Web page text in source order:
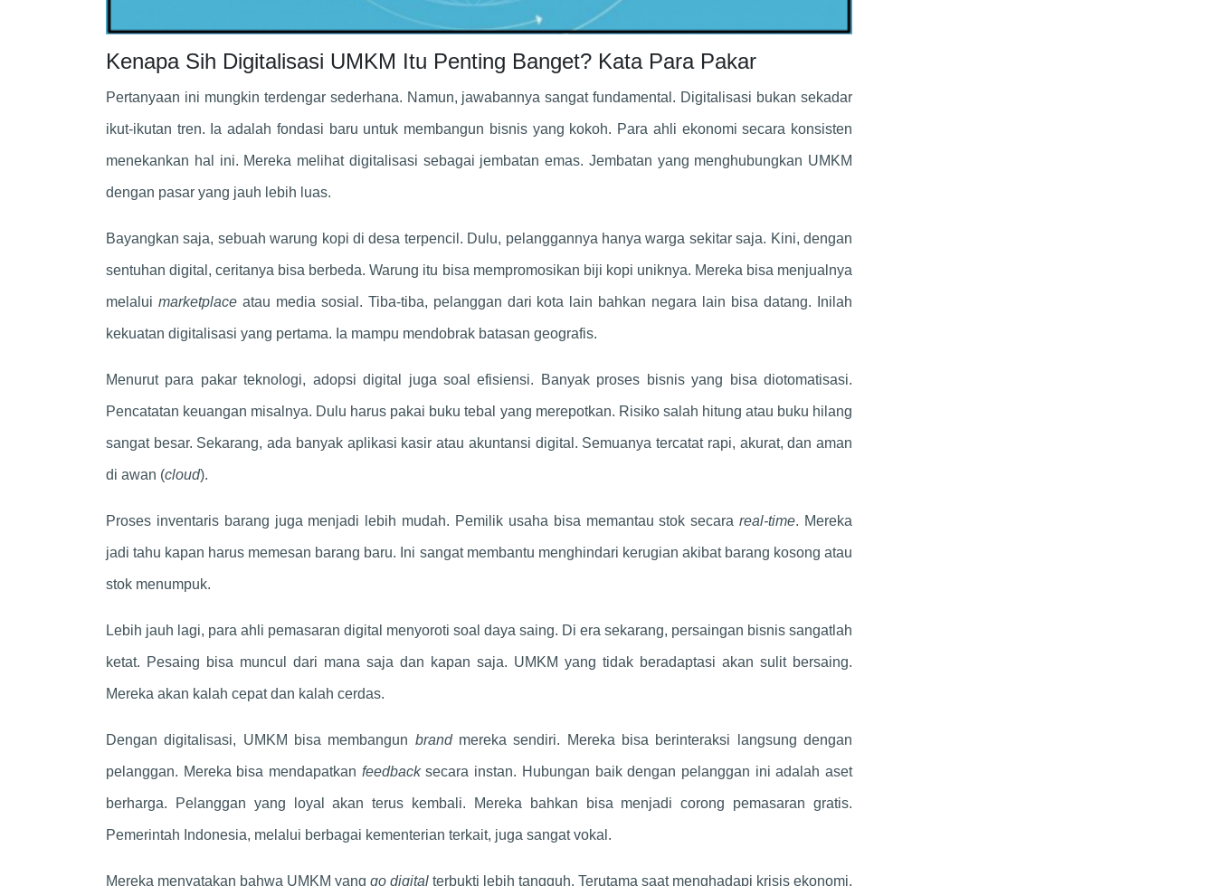
Kenapa Sih Digitalisasi UMKM Itu Penting Banget? Kata Para Pakar
Pertanyaan ini mungkin terdengar sederhana. Namun, jawabannya sangat fundamental. Digitalisasi bukan sekadar
ikut-ikutan tren. Ia adalah fondasi baru untuk membangun bisnis yang kokoh. Para ahli ekonomi secara konsisten
menekankan hal ini. Mereka melihat digitalisasi sebagai jembatan emas. Jembatan yang menghubungkan UMKM
dengan pasar yang jauh lebih luas.
Bayangkan saja, sebuah warung kopi di desa terpencil. Dulu, pelanggannya hanya warga sekitar saja. Kini, dengan
sentuhan digital, ceritanya bisa berbeda. Warung itu bisa mempromosikan biji kopi uniknya. Mereka bisa menjualnya
melalui marketplaceatau media sosial. Tiba-tiba, pelanggan dari kota lain bahkan negara lain bisa datang. Inilah
kekuatan digitalisasi yang pertama. Ia mampu mendobrak batasan geografis.
Menurut para pakar teknologi, adopsi digital juga soal efisiensi. Banyak proses bisnis yang bisa diotomatisasi.
Pencatatan keuangan misalnya. Dulu harus pakai buku tebal yang merepotkan. Risiko salah hitung atau buku hilang
sangat besar. Sekarang, ada banyak aplikasi kasir atau akuntansi digital. Semuanya tercatat rapi, akurat, dan aman
di awan (cloud).
Proses inventaris barang juga menjadi lebih mudah. Pemilik usaha bisa memantau stok secarareal-time. Mereka
jadi tahu kapan harus memesan barang baru. Ini sangat membantu menghindari kerugian akibat barang kosong atau
stok menumpuk.
Lebih jauh lagi, para ahli pemasaran digital menyoroti soal daya saing. Di era sekarang, persaingan bisnis sangatlah
ketat. Pesaing bisa muncul dari mana saja dan kapan saja. UMKM yang tidak beradaptasi akan sulit bersaing.
Mereka akan kalah cepat dan kalah cerdas.
Dengan digitalisasi, UMKM bisa membangun brandmereka sendiri. Mereka bisa berinteraksi langsung dengan
pelanggan. Mereka bisa mendapatkan feedbacksecara instan. Hubungan baik dengan pelanggan ini adalah aset
berharga. Pelanggan yang loyal akan terus kembali. Mereka bahkan bisa menjadi corong pemasaran gratis.
Pemerintah Indonesia, melalui berbagai kementerian terkait, juga sangat vokal.
Mereka menyatakan bahwa UMKM yang go digital terbukti lebih tangguh. Terutama saat menghadapi krisis ekonomi.